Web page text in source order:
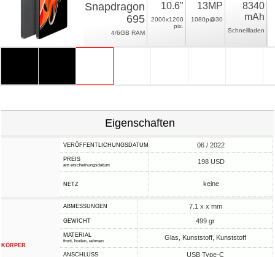
Snapdragon
695
4/6GB RAM
10.6"
2000x1200
pix.
13MP
1080p@30
8340
mAh
Schnellladen
Eigenschaften
VERÖFFENTLICHUNGSDATUM 06 / 2022
PREIS
am erscheinungsdatum 198 USD
NETZ keine
KÖRPER
ABMESSUNGEN 7.1 x x mm
GEWICHT 499 gr
MATERIAL
front, boden, rahmen Glas, Kunststoff, Kunststoff
ANSCHLUSS USB Type-C